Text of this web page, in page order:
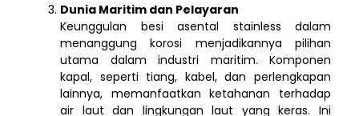
Dunia Maritim dan Pelayaran
Keunggulan besi asental stainless dalam
menanggung korosi menjadikannya pilihan
utama dalam industri maritim. Komponen
kapal, seperti tiang, kabel, dan perlengkapan
lainnya, memanfaatkan ketahanan terhadap
air laut dan lingkungan laut yang keras. Ini